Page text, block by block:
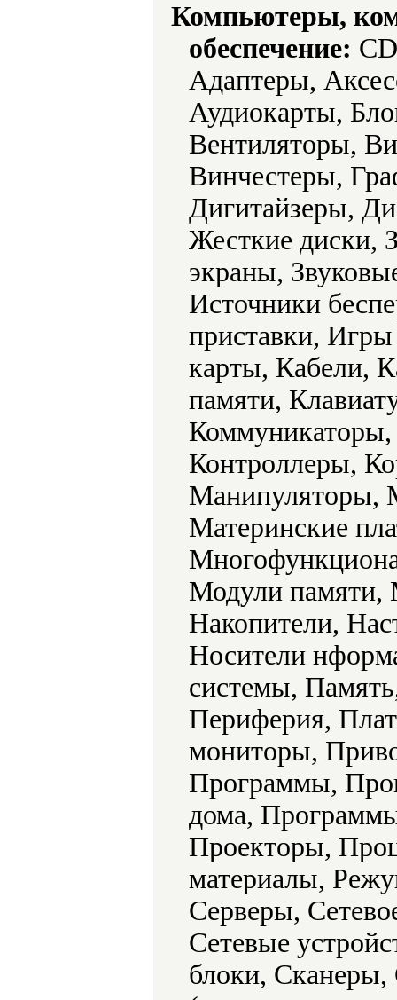
Компьютеры,
обеспечение:
Адаптеры,
Аудиокарты,
Вентиляторы,
Винчестеры,
Дигитайзеры,
Жесткие диски,
экраны,
Источники
приставки,
карты, Кабели,
памяти,
Контроллеры,
Манипуляторы,
Материнские
Модули
Накопители,
Носители
системы,
Периферия,
мониторы,
Программы,
дома,
Проекторы,
материалы,
Серверы,
Сетевые
блоки,